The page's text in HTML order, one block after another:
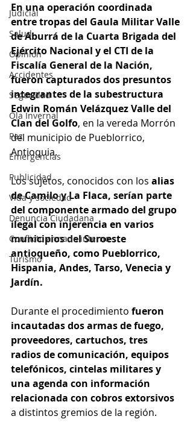
Judicial
Salud
Opinión
Accidentes
Seguridad
Ola Invernal
Paz
Emergencias
Publicidad
Vida y sociedad
Denuncia Ciudadana
Conflicto armado interno
Turismo
En una operación coordinada
entre tropas del Gaula Militar Valle
de Aburrá de la Cuarta Brigada del
Ejército Nacional y el CTI de la
Fiscalía General de la Nación,
fueron capturados dos presuntos
integrantes de la subestructura
Edwin Román Velázquez Valle del
Clan del Golfo, en la vereda Morrón
del municipio de Pueblorrico,
Antioquia.
Los sujetos, conocidos con los alias
de Camilo y La Flaca, serían parte
del componente armado del grupo
ilegal con injerencia en varios
municipios del Suroeste
antioqueño, como Pueblorrico,
Hispania, Andes, Tarso, Venecia y
Jardín.
Durante el procedimiento fueron
incautadas dos armas de fuego,
proveedores, cartuchos, tres
radios de comunicación, equipos
telefónicos, cintelas militares y
una agenda con información
relacionada con cobros extorsivos
a distintos gremios de la región.